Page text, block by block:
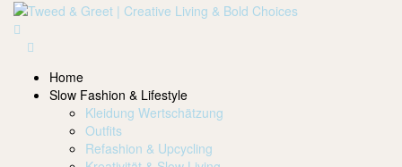
Home
Slow Fashion & Lifestyle
Kleidung Wertschätzung
Outfits
Refashion & Upcycling